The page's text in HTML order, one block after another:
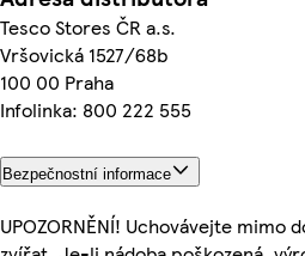
Tesco Stores ČR a.s.
Vršovická 1527/68b
100 00 Praha
Infolinka: 800 222 555
Bezpečnostní informace
UPOZORNĚNÍ! Uchovávejte mimo